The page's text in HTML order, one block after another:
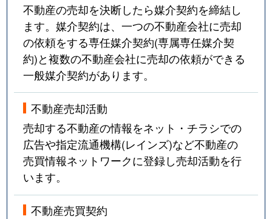
不動産の売却を決断したら媒介契約を締結し
ます。媒介契約は、一つの不動産会社に売却
の依頼をする専任媒介契約(専属専任媒介契
約)と複数の不動産会社に売却の依頼ができる
一般媒介契約があります。
不動産売却活動
売却する不動産の情報をネット・チラシでの
広告や指定流通機構(レインズ)など不動産の
売買情報ネットワークに登録し売却活動を行
います。
不動産売買契約